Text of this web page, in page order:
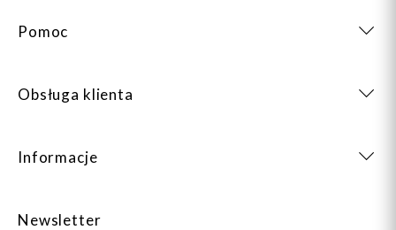
Pomoc
Obsługa klienta
Informacje
Newsletter